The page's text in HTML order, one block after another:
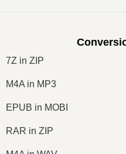
7Z in ZIP
M4A in MP3
EPUB in MOBI
RAR in ZIP